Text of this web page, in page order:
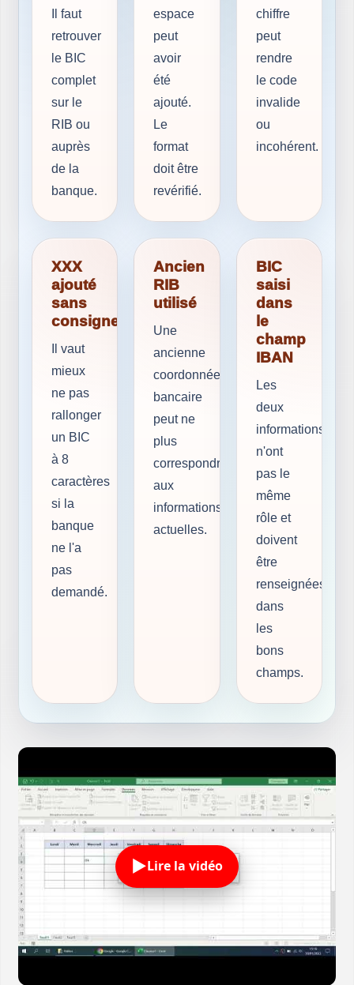
Il faut
retrouver
le BIC
complet
sur le
RIB ou
auprès
de la
banque.
espace
peut
avoir
été
ajouté.
Le
format
doit être
revérifié.
chiffre
peut
rendre
le code
invalide
ou
incohérent.
XXX
ajouté
sans
consigne
Il vaut
mieux
ne pas
rallonger
un BIC
à 8
caractères
si la
banque
ne l'a
pas
demandé.
Ancien
RIB
utilisé
Une
ancienne
coordonnée
bancaire
peut ne
plus
correspondre
aux
informations
actuelles.
BIC
saisi
dans
le
champ
IBAN
Les
deux
informations
n'ont
pas le
même
rôle et
doivent
être
renseignées
dans
les
bons
champs.
Lire la vidéo